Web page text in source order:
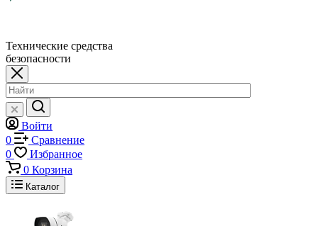
Технические средства
безопасности
Войти
0
Сравнение
0
Избранное
0 Корзина
Каталог